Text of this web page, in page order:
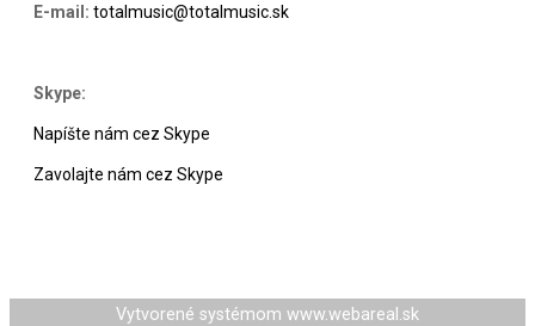
E-mail: totalmusic@totalmusic.sk
Skype:
Napíšte nám cez Skype
Zavolajte nám cez Skype
Vytvorené systémom www.webareal.sk